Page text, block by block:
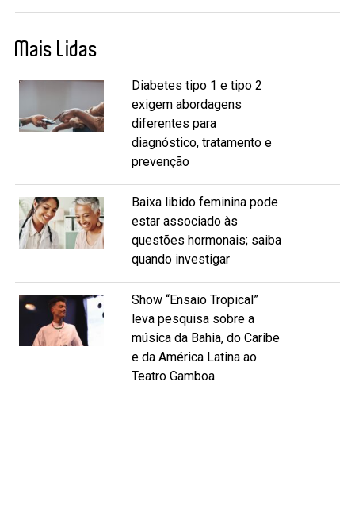
Mais Lidas
Diabetes tipo 1 e tipo 2
exigem abordagens
diferentes para
diagnóstico, tratamento e
prevenção
Baixa libido feminina pode
estar associado às
questões hormonais; saiba
quando investigar
Show “Ensaio Tropical”
leva pesquisa sobre a
música da Bahia, do Caribe
e da América Latina ao
Teatro Gamboa